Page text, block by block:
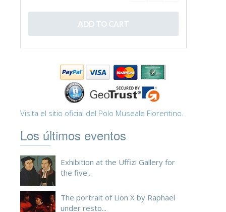
DEUTSCH
Visita el sitio oficial del Polo Museale Fiorentino.
Los últimos eventos
Exhibition at the Uffizi Gallery for
the five...
The portrait of Lion X by Raphael
under resto...